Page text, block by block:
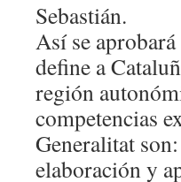
Sebastián.
Así se
define a
región
competencias
Generalitat
elaboración y